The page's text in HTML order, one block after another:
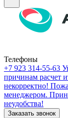
Телефоны
+7 923 314-55-63
причинам расчет
некорректно!
менеджером.
неудобства!
Заказать звонок